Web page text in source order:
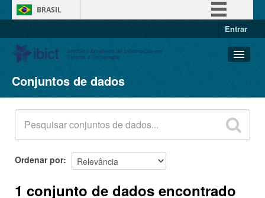
BRASIL
Entrar
Conjuntos de dados
Organizações
Grupos
Sobre
Conjuntos de dados
Ordenar por
1 conjunto de dados encontrado